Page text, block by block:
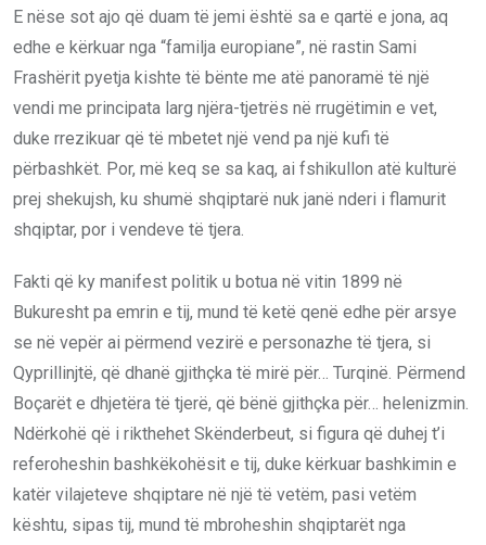
E nëse sot ajo që duam të jemi është sa e qartë e jona, aq
edhe e kërkuar nga “familja europiane”, në rastin Sami
Frashërit pyetja kishte të bënte me atë panoramë të një
vendi me principata larg njëra-tjetrës në rrugëtimin e vet,
duke rrezikuar që të mbetet një vend pa një kufi të
përbashkët. Por, më keq se sa kaq, ai fshikullon atë kulturë
prej shekujsh, ku shumë shqiptarë nuk janë nderi i flamurit
shqiptar, por i vendeve të tjera.
Fakti që ky manifest politik u botua në vitin 1899 në
Bukuresht pa emrin e tij, mund të ketë qenë edhe për arsye
se në vepër ai përmend vezirë e personazhe të tjera, si
Qyprillinjtë, që dhanë gjithçka të mirë për… Turqinë. Përmend
Boçarët e dhjetëra të tjerë, që bënë gjithçka për… helenizmin.
Ndërkohë që i rikthehet Skënderbeut, si figura që duhej t’i
referoheshin bashkëkohësit e tij, duke kërkuar bashkimin e
katër vilajeteve shqiptare në një të vetëm, pasi vetëm
kështu, sipas tij, mund të mbroheshin shqiptarët nga